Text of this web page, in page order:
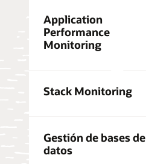
Application
Performance
Monitoring
Stack Monitoring
Gestión de bases de
datos